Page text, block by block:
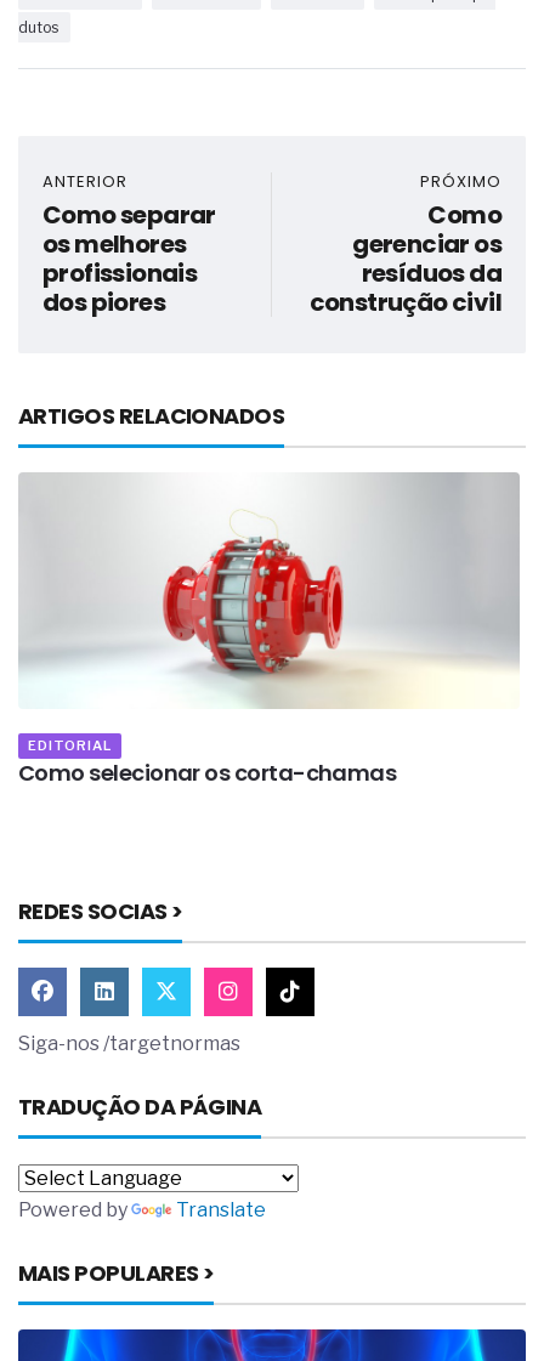
dutos
ANTERIOR
Como separar
os melhores
profissionais
dos piores
PRÓXIMO
Como
gerenciar os
resíduos da
construção civil
ARTIGOS RELACIONADOS
EDITORIAL
Como selecionar os corta-chamas
REDES SOCIAS >
Siga-nos /targetnormas
TRADUÇÃO DA PÁGINA
Powered by Translate
MAIS POPULARES >